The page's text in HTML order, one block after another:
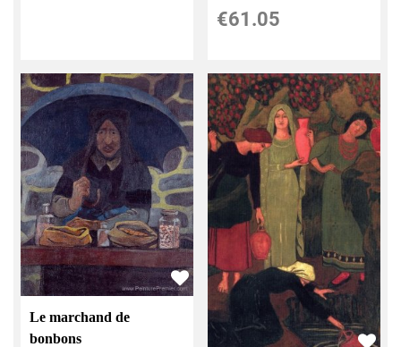
€61.05
Le marchand de
bonbons